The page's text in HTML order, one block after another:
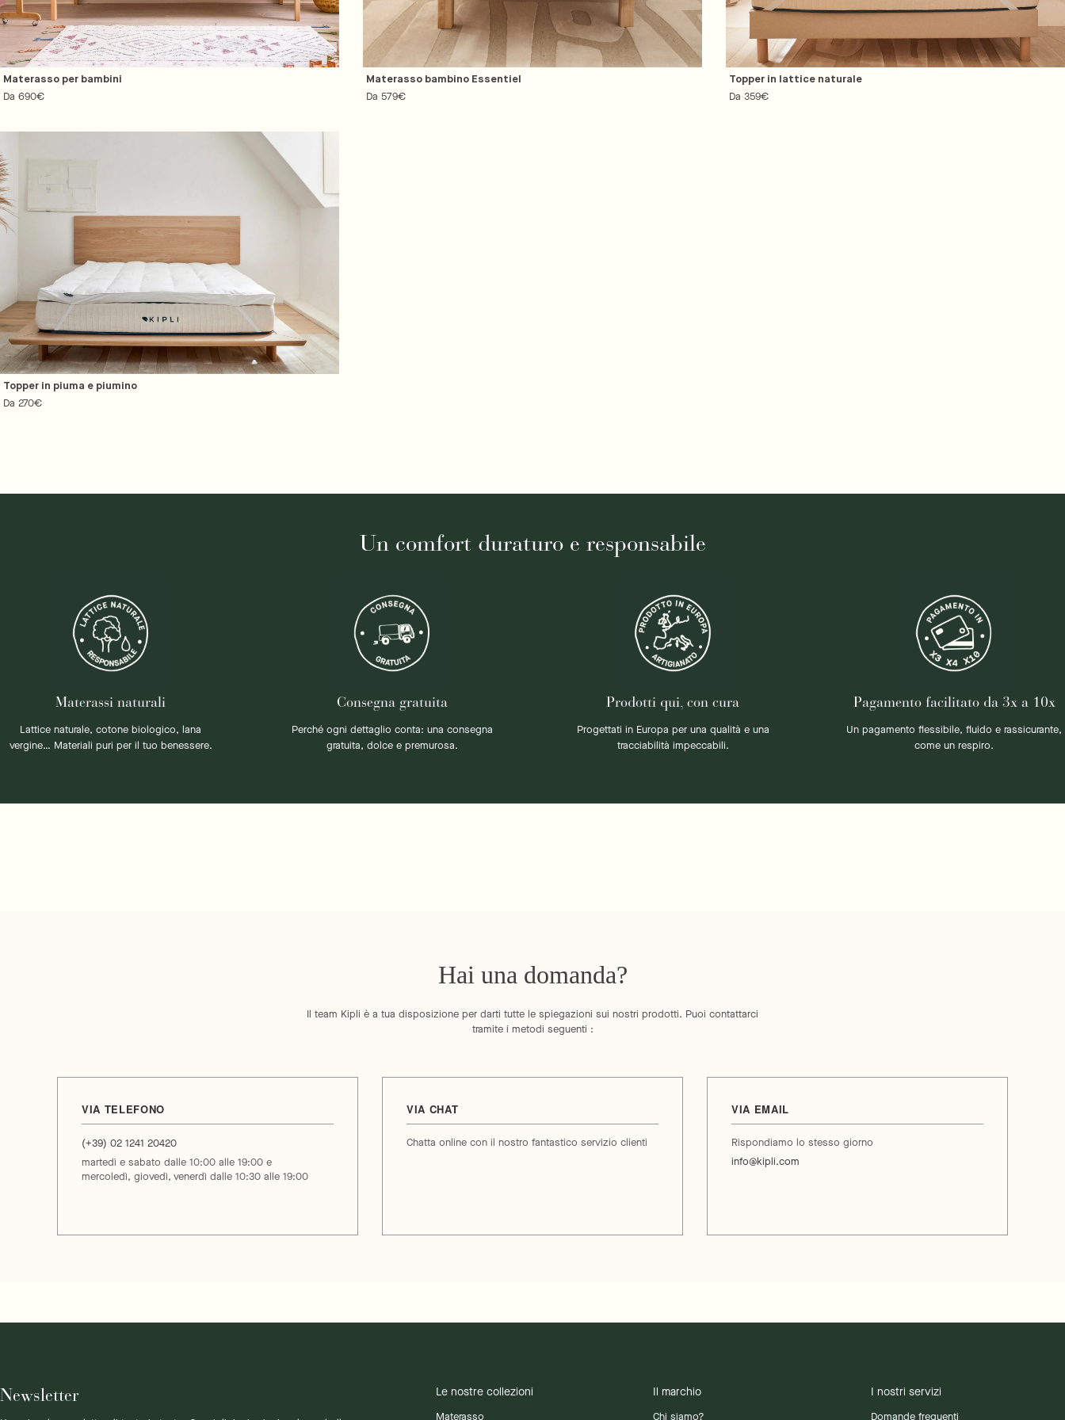
Materasso per bambini
Prezzo
Da 690€
Materasso bambino Essentiel
Prezzo
Da 579€
Topper in lattice naturale
Prezzo
Da 359€
Topper in piuma e piumino
Prezzo
Da 270€
Un comfort duraturo e responsabile
Materassi naturali
Lattice naturale, cotone biologico, lana
vergine… Materiali puri per il tuo benessere.
Consegna gratuita
Perché ogni dettaglio conta: una consegna
gratuita, dolce e premurosa.
Prodotti qui, con cura
Progettati in Europa per una qualità e una
tracciabilità impeccabili.
Pagamento facilitato da 3x a 10x
Un pagamento flessibile, fluido e rassicurante,
come un respiro.
Hai una domanda?
Il team Kipli è a tua disposizione per darti tutte le spiegazioni sui nostri prodotti. Puoi contattarci
tramite i metodi seguenti :
VIA TELEFONO
(+39) 02 1241 20420
martedì e sabato dalle 10:00 alle 19:00 e
mercoledì, giovedì, venerdì dalle 10:30 alle 19:00
VIA CHAT
Chatta online con il nostro fantastico servizio clienti
VIA EMAIL
Rispondiamo lo stesso giorno
info@kipli.com
Newsletter Le nostre collezioni
Materasso
Il marchio
Chi siamo?
I nostri servizi
Domande frequenti